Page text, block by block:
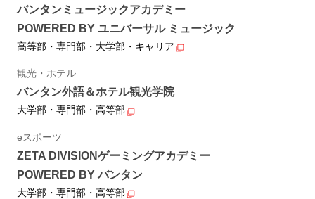
バンタンミュージックアカデミー
POWERED BY ユニバーサル ミュージック
高等部・専門部・大学部・キャリア
観光・ホテル
バンタン外語＆ホテル観光学院
大学部・専門部・高等部
eスポーツ
ZETA DIVISIONゲーミングアカデミー
POWERED BY バンタン
大学部・専門部・高等部